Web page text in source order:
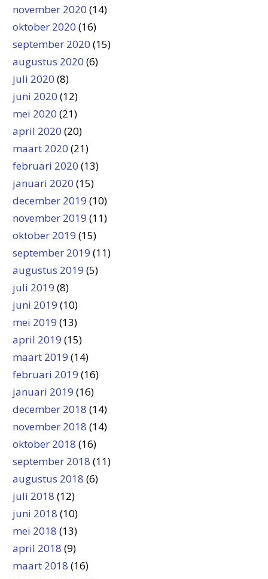
november 2020 (14)
oktober 2020 (16)
september 2020 (15)
augustus 2020 (6)
juli 2020 (8)
juni 2020 (12)
mei 2020 (21)
april 2020 (20)
maart 2020 (21)
februari 2020 (13)
januari 2020 (15)
december 2019 (10)
november 2019 (11)
oktober 2019 (15)
september 2019 (11)
augustus 2019 (5)
juli 2019 (8)
juni 2019 (10)
mei 2019 (13)
april 2019 (15)
maart 2019 (14)
februari 2019 (16)
januari 2019 (16)
december 2018 (14)
november 2018 (14)
oktober 2018 (16)
september 2018 (11)
augustus 2018 (6)
juli 2018 (12)
juni 2018 (10)
mei 2018 (13)
april 2018 (9)
maart 2018 (16)